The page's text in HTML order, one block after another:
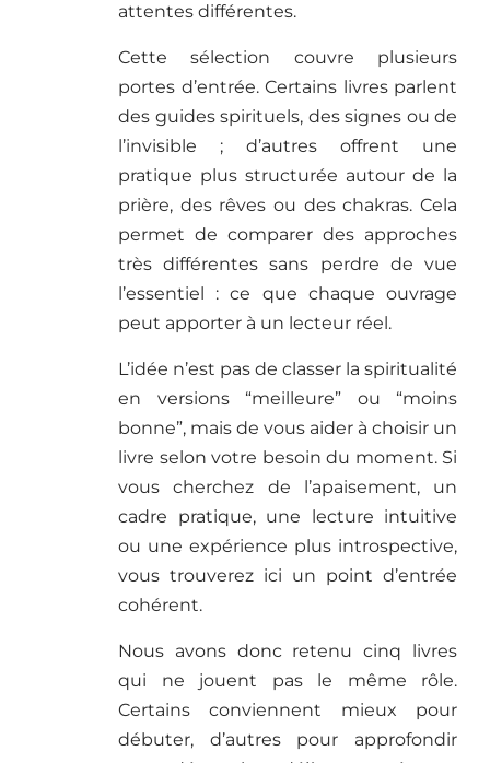
attentes différentes.
Cette sélection couvre plusieurs
portes d’entrée. Certains livres parlent
des guides spirituels, des signes ou de
l’invisible ; d’autres offrent une
pratique plus structurée autour de la
prière, des rêves ou des chakras. Cela
permet de comparer des approches
très différentes sans perdre de vue
l’essentiel : ce que chaque ouvrage
peut apporter à un lecteur réel.
L’idée n’est pas de classer la spiritualité
en versions “meilleure” ou “moins
bonne”, mais de vous aider à choisir un
livre selon votre besoin du moment. Si
vous cherchez de l’apaisement, un
cadre pratique, une lecture intuitive
ou une expérience plus introspective,
vous trouverez ici un point d’entrée
cohérent.
Nous avons donc retenu cinq livres
qui ne jouent pas le même rôle.
Certains conviennent mieux pour
débuter, d’autres pour approfondir